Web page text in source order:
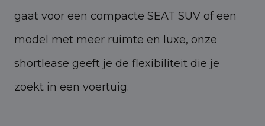
gaat voor een compacte SEAT SUV of een
model met meer ruimte en luxe, onze
shortlease geeft je de flexibiliteit die je
zoekt in een voertuig.